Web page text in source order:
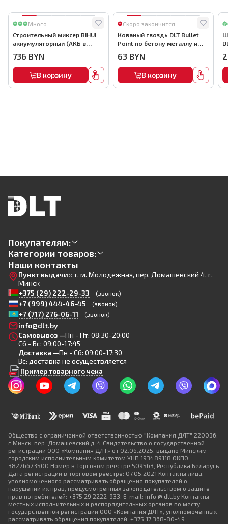
Много
Строительный миксер BIHUI
аккумуляторный (АКБ в
736 BYN
В корзину
Скоро закончится
Кованый гвоздь DLT Bullet
Point по бетону металлу и
арт.0116
63 BYN
В корзину
Покупателям:
Категории товаров:
Наши контакты
Пункт выдачи:ст. м. Молодежная, пер. Домашевский 4, г.
Минск
+375 (29) 222-29-33
(звонок)
+7 (999) 444-46-45 (звонок)
+7 (717) 276-06-11 (звонок)
info@dlt.by
Самовывоз —Пн - Пт: 08:30-20:00
Сб - Вс: 09:00-17:45
Доставка —Пн - Сб: 09:00-17:30
Вс: доставка не осуществляется
Пример товарного чека
Общество с ограниченной ответственностью "Компания ДЛТ" 220036,
г.Минск, пер. Домашевский д. 4 Свидетельство о государственной
регистрации ООО «Компания ДЛТ» от 02.06.2025, выдано Минским
городским исполнительным комитетом УНП 193489118 ОКПО
38226623500 Номер в Торговом реестре 509563, Республика Беларусь
Дата регистрации в торговом реестре: 07.05.2021 Контакты лица,
уполномоченного рассматривать обращения покупателей о
нарушении их прав, предусмотренных законодательством о защите
прав потребителей: +375 29 2222-933; E-mail: info @ dlt.by Контакты
местных исполнительных и распорядительных органов по месту
государственной регистрации ООО «Компания ДЛТ», уполномоченных
рассматривать обращения покупателей: +375 17 368-80-49